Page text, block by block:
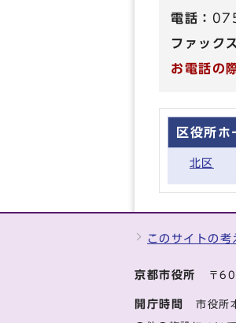
電話：
ファック
お電話の
区役所ホ
北区
このサイトの考
京都市役所 〒
開庁時間 市役所